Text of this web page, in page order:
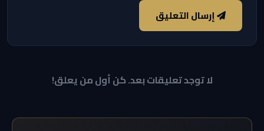
إرسال التعليق
لا توجد تعليقات بعد. كن أول من يعلق!